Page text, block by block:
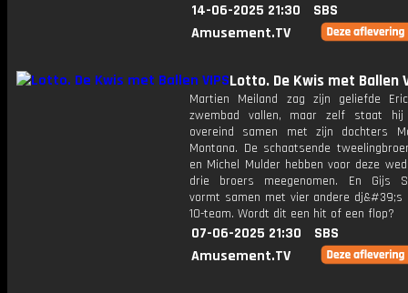
14-06-2025 21:30
SBS
Amusement.TV
Lotto. De Kwis met Ballen
Martien Meiland zag zijn geliefde
zwembad vallen, maar zelf staat
overeind samen met zijn dochters
Montana. De schaatsende
en Michel Mulder hebben voor deze
drie broers meegenomen. En Gijs
vormt samen met vier andere dj&#39;s
10-team. Wordt dit een hit of een flop?
07-06-2025 21:30
SBS
Amusement.TV